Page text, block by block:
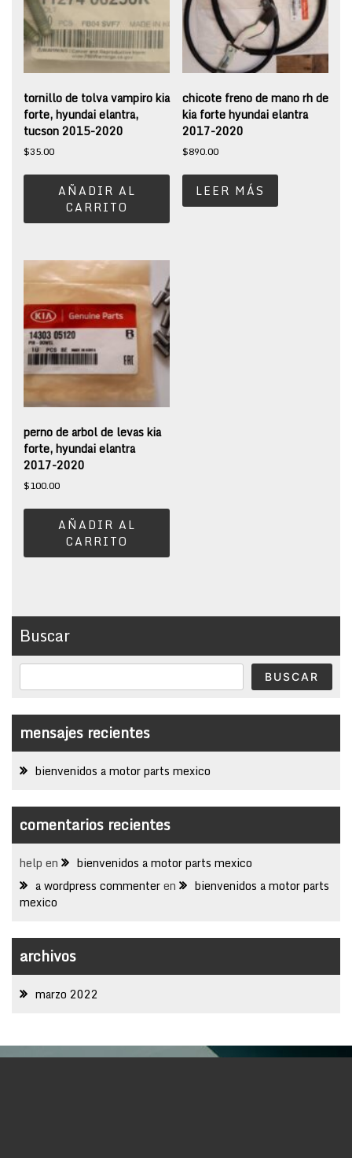
tornillo de tolva vampiro kia
forte, hyundai elantra,
tucson 2015-2020
$35.00
AÑADIR AL
CARRITO
chicote freno de mano rh de
kia forte hyundai elantra
2017-2020
$890.00
LEER MÁS
perno de arbol de levas kia
forte, hyundai elantra
2017-2020
$100.00
AÑADIR AL
CARRITO
Buscar
BUSCAR
mensajes recientes
bienvenidos a motor parts mexico
comentarios recientes
help en
bienvenidos a motor parts mexico
a wordpress commenteren
bienvenidos a motor parts
mexico
archivos
marzo 2022